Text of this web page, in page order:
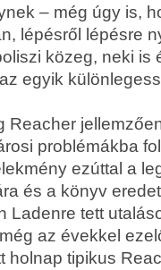
– még úgy is,
lépésről lépésre
közeg, neki is
egyik
Reacher
problémákba
ezúttal a
és a könyv
Ladenre tett
az évekkel
holnap tipikus